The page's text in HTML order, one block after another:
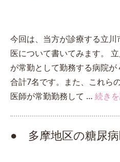
今回は、当方が診療する立
医について書いてみます。
が常勤として勤務する病院
合計7名です。また、これら
医師が常勤勤務して … 続き
● 多摩地区の糖尿病